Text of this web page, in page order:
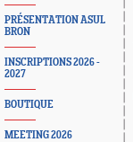
PRÉSENTATION ASUL
BRON
INSCRIPTIONS 2026 -
2027
BOUTIQUE
MEETING 2026